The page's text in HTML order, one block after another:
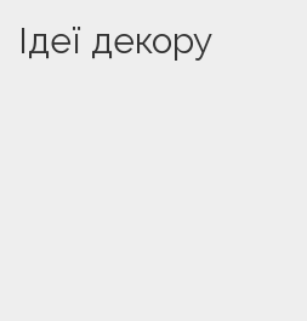
Ідеї декору